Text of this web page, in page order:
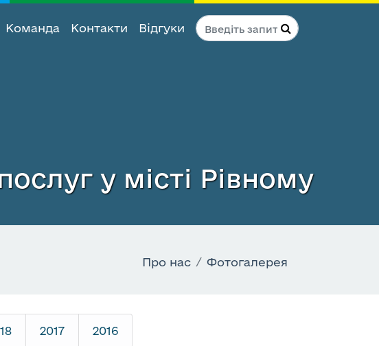
Команда Контакти Відгуки
у місті Рівному
Про нас Фотогалерея
2017 2016